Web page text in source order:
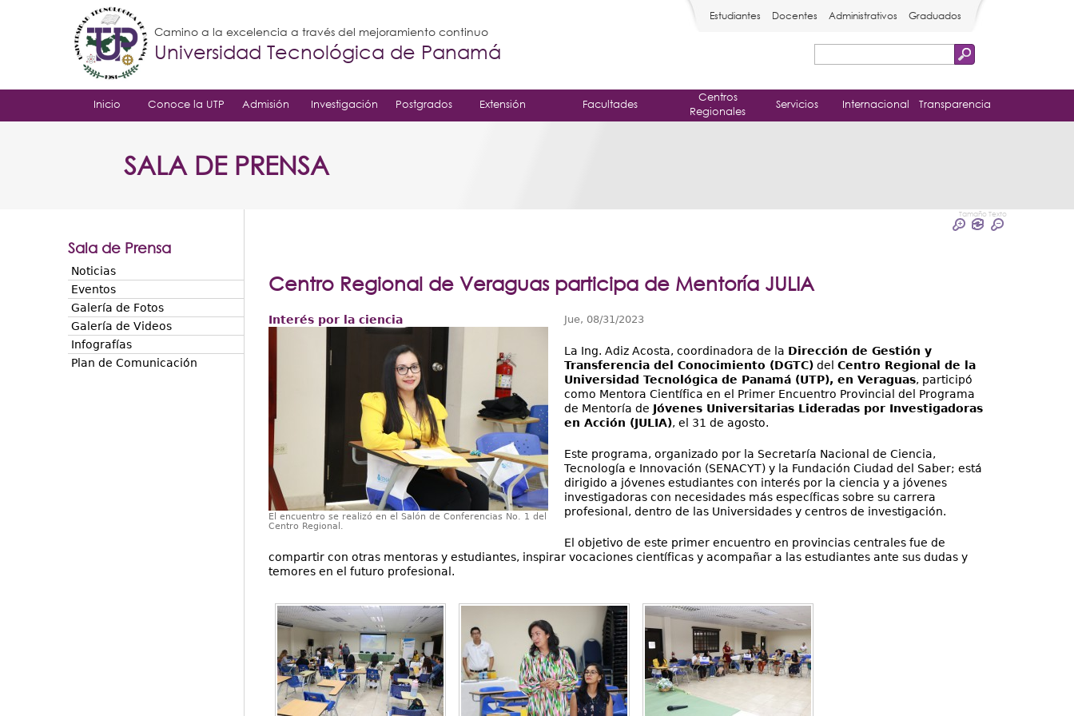
de
Estudiantes Docentes Administrativos Graduados
Camino a la excelencia a través del mejoramiento continuo
Universidad Tecnológica de Panamá
Inicio Conoce la UTP Admisión Investigación Postgrados Extensión Facultades
Centros
Regionales
Servicios Internacional Transparencia
SALA DE PRENSA
Tamaño Texto
Centro Regional de Veraguas participa de Mentoría JULIA
Interés por la ciencia
El encuentro se realizó en el Salón de Conferencias No. 1 del
Centro Regional.
Jue, 08/31/2023
La Ing. Adiz Acosta, coordinadora de la Dirección de Gestión y
Transferencia del Conocimiento (DGTC)del Centro Regional de la
Universidad Tecnológica de Panamá (UTP), en Veraguas, participó
como Mentora Científica en el Primer Encuentro Provincial del Programa
de Mentoría de Jóvenes Universitarias Lideradas por Investigadoras
en Acción (JULIA), el 31 de agosto.
Este programa, organizado por la Secretaría Nacional de Ciencia,
Tecnología e Innovación (SENACYT) y la Fundación Ciudad del Saber; está
dirigido a jóvenes estudiantes con interés por la ciencia y a jóvenes
investigadoras con necesidades más específicas sobre su carrera
profesional, dentro de las Universidades y centros de investigación.
El objetivo de este primer encuentro en provincias centrales fue de
compartir con otras mentoras y estudiantes, inspirar vocaciones científicas y acompañar a las estudiantes ante sus dudas y
temores en el futuro profesional.
Sala de Prensa
Noticias
Eventos
Galería de Fotos
Galería de Videos
Infografías
Plan de Comunicación